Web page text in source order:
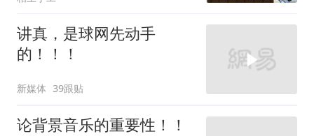
讲真，是球网先动手
的！！！
新媒体 39跟贴
论背景音乐的重要性！！